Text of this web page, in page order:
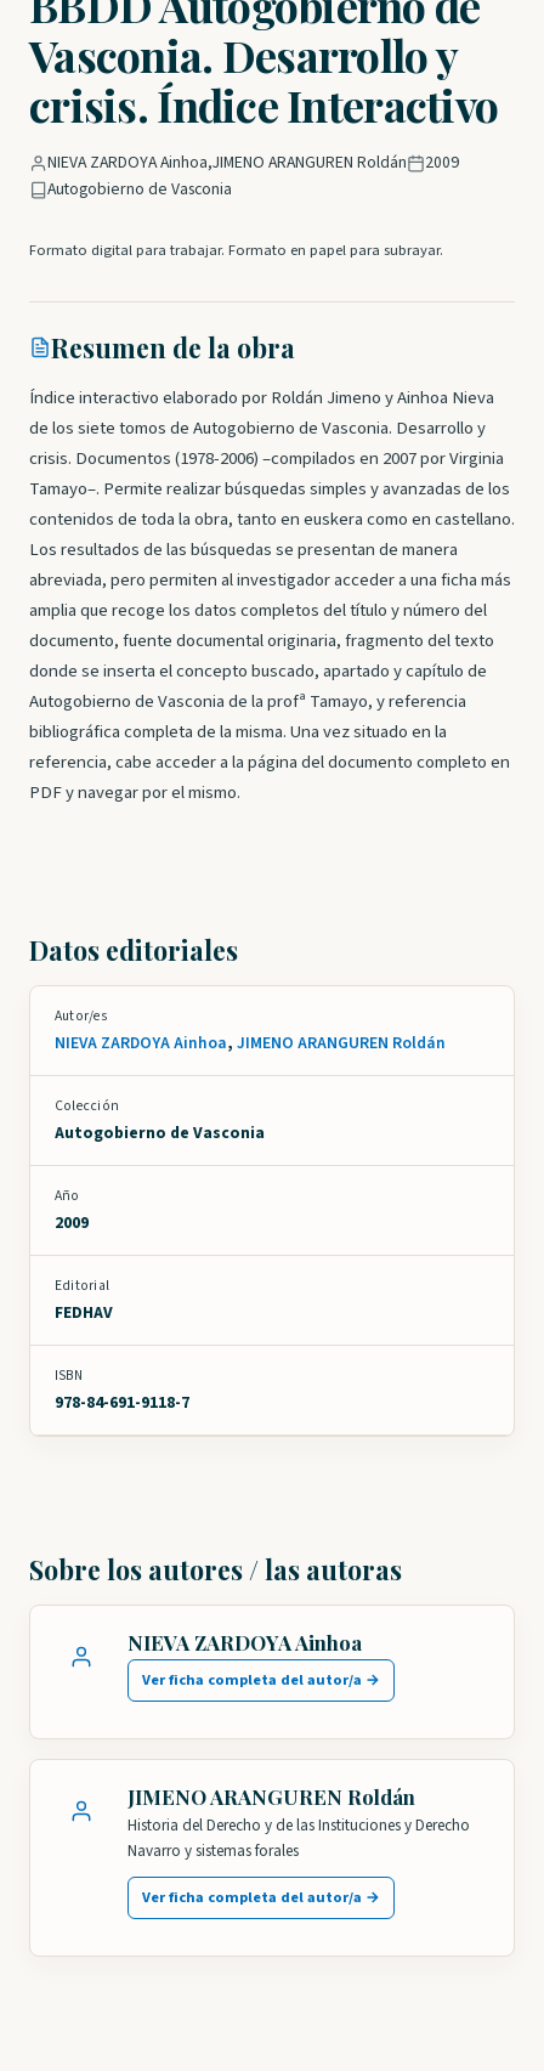
Vasconia. Desarrollo y
crisis. Índice Interactivo
NIEVA ZARDOYA Ainhoa,JIMENO ARANGUREN Roldán
2009
Autogobierno de Vasconia
Formato digital para trabajar. Formato en papel para subrayar.
Resumen de la obra
Índice interactivo elaborado por Roldán Jimeno y Ainhoa Nieva
de los siete tomos de Autogobierno de Vasconia. Desarrollo y
crisis. Documentos (1978-2006) –compilados en 2007 por Virginia
Tamayo–. Permite realizar búsquedas simples y avanzadas de los
contenidos de toda la obra, tanto en euskera como en castellano.
Los resultados de las búsquedas se presentan de manera
abreviada, pero permiten al investigador acceder a una ficha más
amplia que recoge los datos completos del título y número del
documento, fuente documental originaria, fragmento del texto
donde se inserta el concepto buscado, apartado y capítulo de
Autogobierno de Vasconia de la profª Tamayo, y referencia
bibliográfica completa de la misma. Una vez situado en la
referencia, cabe acceder a la página del documento completo en
PDF y navegar por el mismo.
Datos editoriales
Autor/es
NIEVA ZARDOYA Ainhoa, JIMENO ARANGUREN Roldán
Colección
Autogobierno de Vasconia
Año
2009
Editorial
FEDHAV
ISBN
978-84-691-9118-7
Sobre los autores / las autoras
NIEVA ZARDOYA Ainhoa
Ver ficha completa del autor/a →
JIMENO ARANGUREN Roldán
Historia del Derecho y de las Instituciones y Derecho
Navarro y sistemas forales
Ver ficha completa del autor/a →